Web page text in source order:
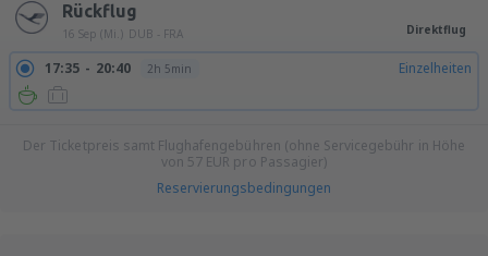
Rückflug
16 Sep (Mi.) DUB - FRA Direktflug
17:35 20:40 2h 5min Einzelheiten
Der Ticketpreis samt Flughafengebühren (ohne Servicegebühr in Höhe
von 57 EUR pro Passagier)
Reservierungsbedingungen